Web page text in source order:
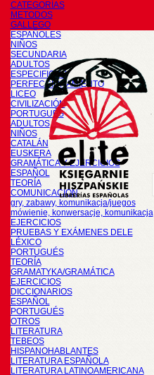
CATEGORÍAS
METODOS
GALLEGO
ESPAÑOLES
NIÑOS
SECUNDARIA
ADULTOS
ESPECIFICOS
PERFECCIONAMIENTO
LICEO
CIVILIZACIÓN
PORTUGUÉS
ADULTOS
NIÑOS
CATALÁN
EUSKERA
GRAMÁTICA Y EJERCICIOS
ESPAÑOL
TEORÍA
COMUNICACIÓN
gry, zabawy, komunikacja/juegos
mówienie, konwersacje, komunikacja
EJERCICIOS
PRUEBAS Y EXÁMENES DELE
LÉXICO
PORTUGUÉS
TEORÍA
GRAMATYKA/GRAMÁTICA
EJERCICIOS
DICCIONARIOS
ESPAÑOL
PORTUGUÉS
OTROS
LITERATURA
TEBEOS
HISPANOHABLANTES
LITERATURA ESPAÑOLA
LITERATURA LATINOAMERICANA